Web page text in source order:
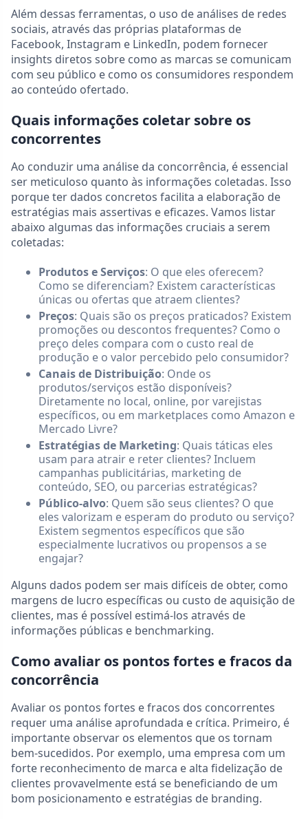
Além dessas ferramentas, o uso de análises de redes
sociais, através das próprias plataformas de
Facebook, Instagram e LinkedIn, podem fornecer
insights diretos sobre como as marcas se comunicam
com seu público e como os consumidores respondem
ao conteúdo ofertado.
Quais informações coletar sobre os
concorrentes
Ao conduzir uma análise da concorrência, é essencial
ser meticuloso quanto às informações coletadas. Isso
porque ter dados concretos facilita a elaboração de
estratégias mais assertivas e eficazes. Vamos listar
abaixo algumas das informações cruciais a serem
coletadas:
Produtos e Serviços: O que eles oferecem?
Como se diferenciam? Existem características
únicas ou ofertas que atraem clientes?
Preços: Quais são os preços praticados? Existem
promoções ou descontos frequentes? Como o
preço deles compara com o custo real de
produção e o valor percebido pelo consumidor?
Canais de Distribuição: Onde os
produtos/serviços estão disponíveis?
Diretamente no local, online, por varejistas
específicos, ou em marketplaces como Amazon e
Mercado Livre?
Estratégias de Marketing: Quais táticas eles
usam para atrair e reter clientes? Incluem
campanhas publicitárias, marketing de
conteúdo, SEO, ou parcerias estratégicas?
Público-alvo: Quem são seus clientes? O que
eles valorizam e esperam do produto ou serviço?
Existem segmentos específicos que são
especialmente lucrativos ou propensos a se
engajar?
Alguns dados podem ser mais difíceis de obter, como
margens de lucro específicas ou custo de aquisição de
clientes, mas é possível estimá-los através de
informações públicas e benchmarking.
Como avaliar os pontos fortes e fracos da
concorrência
Avaliar os pontos fortes e fracos dos concorrentes
requer uma análise aprofundada e crítica. Primeiro, é
importante observar os elementos que os tornam
bem-sucedidos. Por exemplo, uma empresa com um
forte reconhecimento de marca e alta fidelização de
clientes provavelmente está se beneficiando de um
bom posicionamento e estratégias de branding.